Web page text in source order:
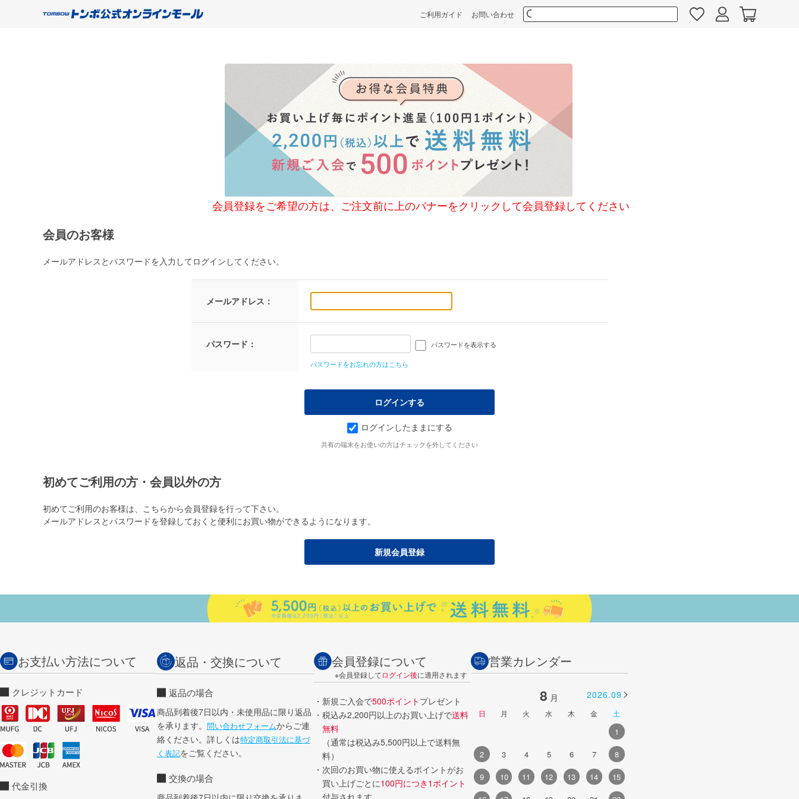
ご利用ガイド お問い合わせ
会員登録をご希望の方は、ご注文前に上のバナーをクリックして会員登録してください
会員のお客様
メールアドレスとパスワードを入力してログインしてください。
メールアドレス：
パスワード： パスワードを表示する
パスワードをお忘れの方はこちら
ログインしたままにする
共有の端末をお使いの方はチェックを外してください
初めてご利用の方・会員以外の方
初めてご利用のお客様は、こちらから会員登録を行って下さい。
メールアドレスとパスワードを登録しておくと便利にお買い物ができるようになります。
お支払い方法について
クレジットカード
代金引換
返品・交換について
返品の場合
商品到着後7日以内・未使用品に限り返品
を承ります。 問い合わせフォームからご連
絡ください。詳しくは特定商取引法に基づ
く表記をご覧ください。
交換の場合
会員登録について
※会員登録してログイン後に適用されます
・新規ご入会で500ポイント プレゼント
・税込み2,200円以上のお買い上げで送料
無料
（通常は税込み5,500円以上で送料無
料）
・次回のお買い物に使えるポイントがお
買い上げごとに100円につき1ポイント
付与されます。
営業カレンダー
8 月 2026.09
日 月 火 水 木 金 土
1
2
3 4 5 6 7
8
9
10 11 12 13 14
15